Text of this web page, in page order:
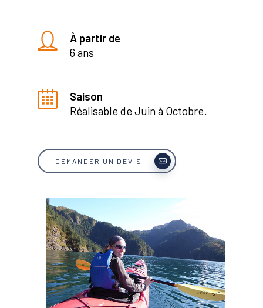
À partir de
6 ans
Saison
Réalisable de Juin à Octobre.
DEMANDER UN DEVIS